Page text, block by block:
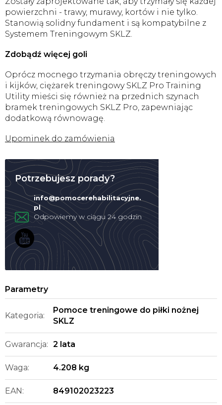
powierzchni - trawy, murawy, kortów i nie tylko.
Stanowią solidny fundament i są kompatybilne z
Systemem Treningowym SKLZ.
Zdobądź więcej goli
Oprócz mocnego trzymania obręczy treningowych
i kijków, ciężarek treningowy SKLZ Pro Training
Utility mieści się również na przednich szynach
bramek treningowych SKLZ Pro, zapewniając
dodatkową równowagę.
Upominek do zamówienia
Potrzebujesz porady?
info@pomocerehabilitacyjne.
pl
Kategoria:
Pomoce treningowe do piłki nożnej
SKLZ
Gwarancja: 2 lata
Waga: 4.208 kg
EAN: 849102023223